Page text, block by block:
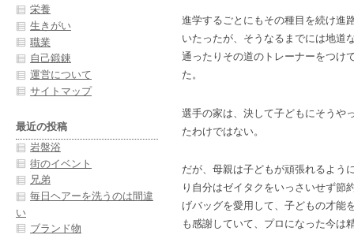
進学するごとにもその種目を続け進
いたったが、そうなるまでには地道
通ったりその道のトレーナーをつけ
た。
選手の家は、決して子どもにそうや
たわけではない。
だが、母親は子どもが頑張れるよう
り自分はゼイタクをいっさいせず節
げバッグを愛用して、子どもの才能
も感謝していて、プロになった今は
栄養
生きがい
職業
自己鍛錬
運営について
サイトマップ
最近の投稿
岩盤浴
街のイベント
兄弟
毎日ヘアーを洗うのは間違
い
ブランド物